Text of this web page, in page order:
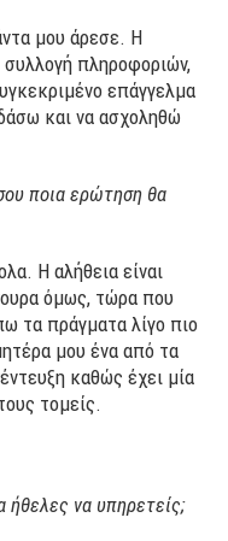
μου άρεσε. Η
πληροφοριών,
επάγγελμα
και να ασχοληθώ
ποια ερώτηση θα
Η αλήθεια είναι
όμως, τώρα που
τα πράγματα λίγο πιο
μου ένα από τα
καθώς έχει μία
τομείς.
ήθελες να υπηρετείς;